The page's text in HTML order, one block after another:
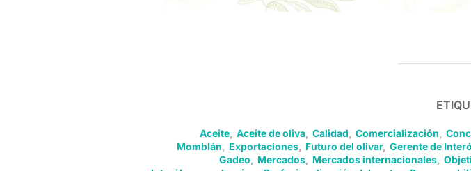
Aceite, Aceite de oliva, Calidad Comercialización
Momblán
Exportaciones, Futuro del olivar, Gerente de
Gadeo
Mercados Mercados internacionales